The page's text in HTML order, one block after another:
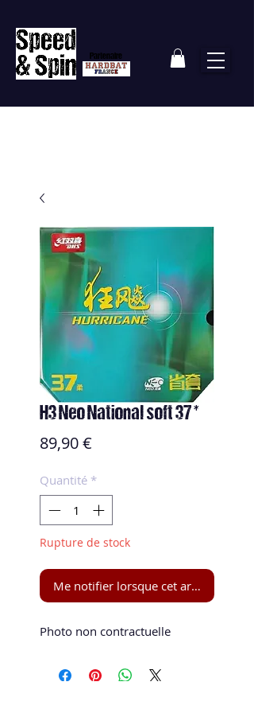
Partenaire
H3 Neo National soft 37 *
89,90 €
Quantité *
Rupture de stock
Me notifier lorsque cet article est
Photo non contractuelle